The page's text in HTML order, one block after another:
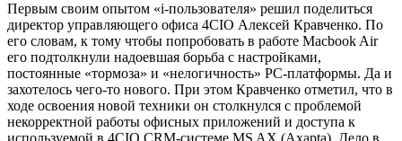
Первым своим опытом «i-пользователя» решил поделиться
директор управляющего офиса 4CIO Алексей Кравченко. По
его словам, к тому чтобы попробовать в работе Macbook Air
его подтолкнули надоевшая борьба с настройками,
постоянные «тормоза» и «нелогичность» PC-платформы. Да и
захотелось чего-то нового. При этом Кравченко отметил, что в
ходе освоения новой техники он столкнулся с проблемой
некорректной работы офисных приложений и доступа к
используемой в 4CIO CRM-системе MS AX (Axapta). Дело в